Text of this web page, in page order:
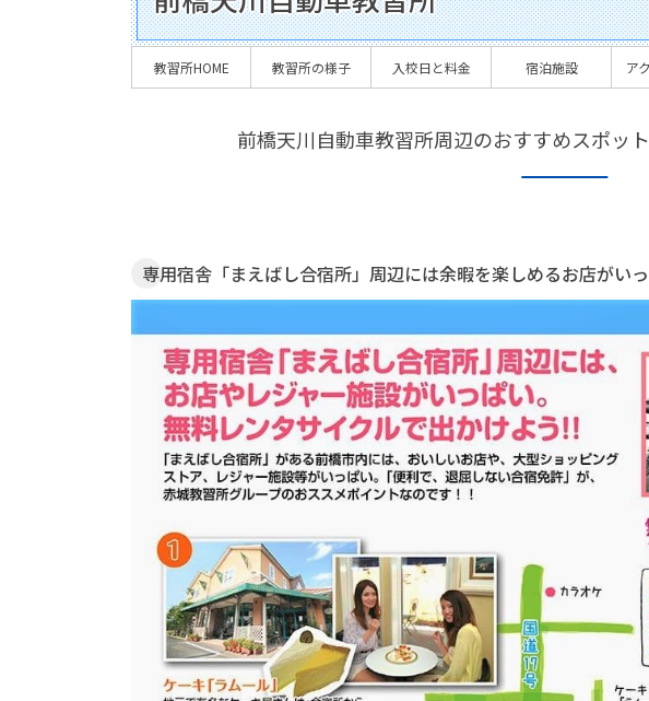
教習所HOME 教習所の様子 入校日と料金 宿泊施設 ア
前橋天川自動車教習所周辺のおすすめスポット
専用宿舎「まえばし合宿所」周辺には余暇を楽しめるお店がい